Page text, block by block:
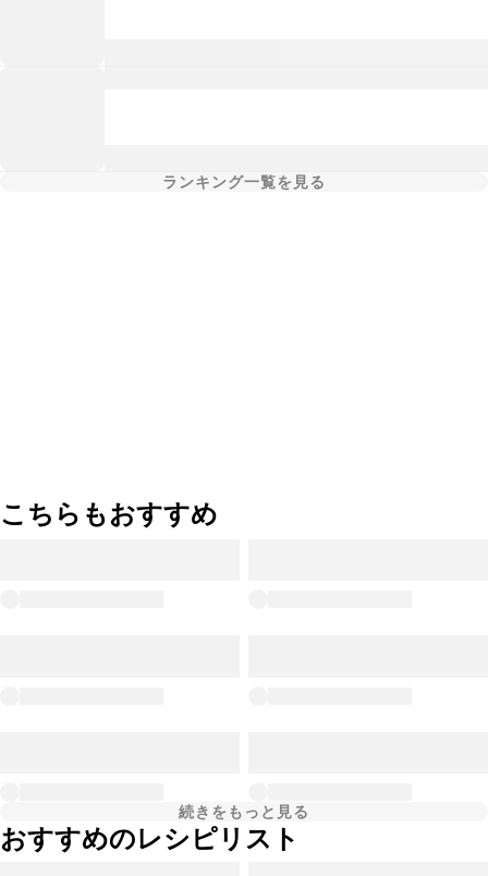
ランキング一覧を見る
こちらもおすすめ
続きをもっと見る
おすすめのレシピリスト